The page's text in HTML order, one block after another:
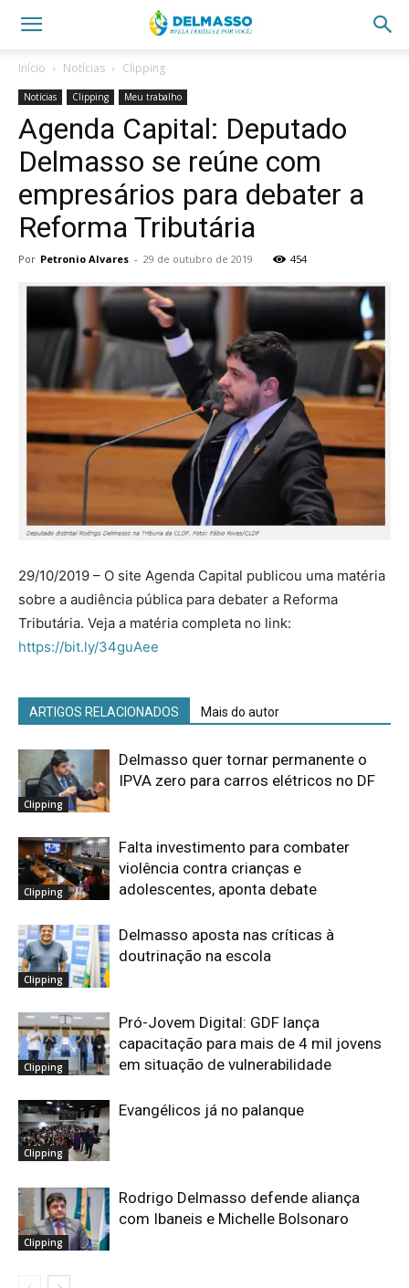
Início Notícias Clipping
Notícias Clipping Meu trabalho
Agenda Capital: Deputado
Delmasso se reúne com
empresários para debater a
Reforma Tributária
Por Petronio Alvares - 29 de outubro de 2019 454
29/10/2019 – O site Agenda Capital publicou uma matéria
sobre a audiência pública para debater a Reforma
Tributária. Veja a matéria completa no link:
https://bit.ly/34guAee
ARTIGOS RELACIONADOS Mais do autor
Clipping
Delmasso quer tornar permanente o
IPVA zero para carros elétricos no DF
Clipping
Falta investimento para combater
violência contra crianças e
adolescentes, aponta debate
Clipping
Delmasso aposta nas críticas à
doutrinação na escola
Clipping
Pró-Jovem Digital: GDF lança
capacitação para mais de 4 mil jovens
em situação de vulnerabilidade
Clipping
Evangélicos já no palanque
Clipping
Rodrigo Delmasso defende aliança
com Ibaneis e Michelle Bolsonaro